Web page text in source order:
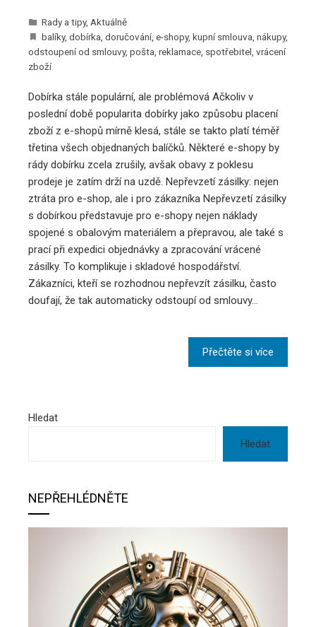
Rady a tipy, Aktuálně
balíky, dobírka doručování, e-shopy, kupní smlouva nákupy,
odstoupení od smlouvy, pošta reklamace spotřebitel vrácení
zboží
Dobírka stále populární, ale problémová Ačkoliv v
poslední době popularita dobírky jako způsobu placení
zboží z e-shopů mírně klesá, stále se takto platí téměř
třetina všech objednaných balíčků. Některé e-shopy by
rády dobírku zcela zrušily, avšak obavy z poklesu
prodeje je zatím drží na uzdě. Nepřevzetí zásilky: nejen
ztráta pro e-shop, ale i pro zákazníka Nepřevzetí zásilky
s dobírkou představuje pro e-shopy nejen náklady
spojené s obalovým materiálem a přepravou, ale také s
prací při expedici objednávky a zpracování vrácené
zásilky. To komplikuje i skladové hospodářství.
Zákazníci, kteří se rozhodnou nepřevzít zásilku, často
doufají, že tak automaticky odstoupí od smlouvy…
Přečtěte si více
Hledat
Hledat
NEPŘEHLÉDNĚTE